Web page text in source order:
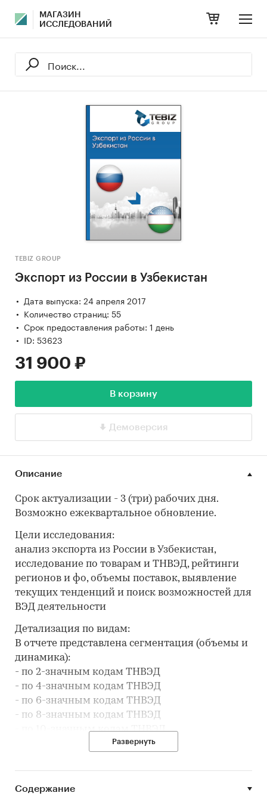
МАГАЗИН
ИССЛЕДОВАНИЙ
TEBIZ GROUP
Экспорт из России в Узбекистан
Дата выпуска: 24 апреля 2017
Количество страниц: 55
Срок предоставления работы: 1 день
ID: 53623
31 900 ₽
В корзину
Демоверсия
Описание
Срок актуализации - 3 (три) рабочих дня.
Возможно ежеквартальное обновление.
Цели исследования:
анализ экспорта из России в Узбекистан,
исследование по товарам и ТНВЭД, рейтинги
регионов и фо, объемы поставок, выявление
текущих тенденций и поиск возможностей для
ВЭД деятельности
Детализация по видам:
В отчете представлена сегментация (объемы и
динамика):
- по 2-значным кодам ТНВЭД
- по 4-значным кодам ТНВЭД
- по 6-значным кодам ТНВЭД
- по 8-значным кодам ТНВЭД
- по 10-значным кодам ТНВЭД
Исследование отвечает на вопросы:
- Какие регионы стали закупать больше
Развернуть
Содержание